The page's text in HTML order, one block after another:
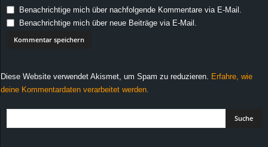
Benachrichtige mich über nachfolgende Kommentare via E-Mail.
Benachrichtige mich über neue Beiträge via E-Mail.
Diese Website verwendet Akismet, um Spam zu reduzieren. Erfahre, wie
deine Kommentardaten verarbeitet werden.